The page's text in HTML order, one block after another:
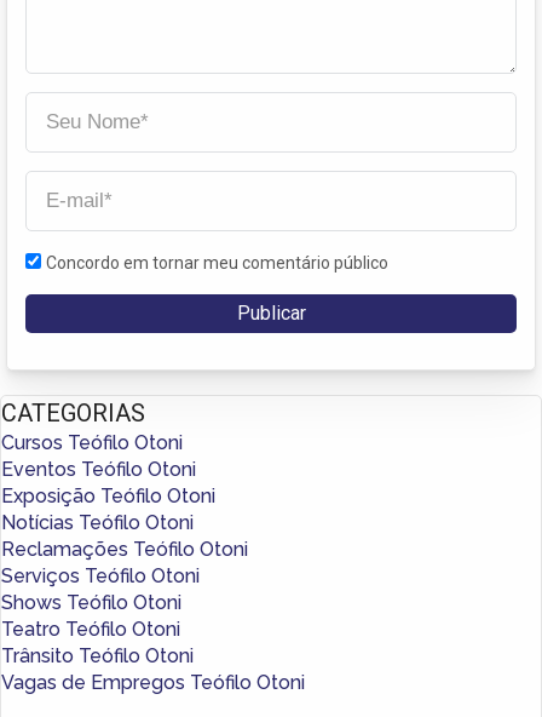
Concordo em tornar meu comentário público
CATEGORIAS
Cursos Teófilo Otoni
Eventos Teófilo Otoni
Exposição Teófilo Otoni
Notícias Teófilo Otoni
Reclamações Teófilo Otoni
Serviços Teófilo Otoni
Shows Teófilo Otoni
Teatro Teófilo Otoni
Trânsito Teófilo Otoni
Vagas de Empregos Teófilo Otoni